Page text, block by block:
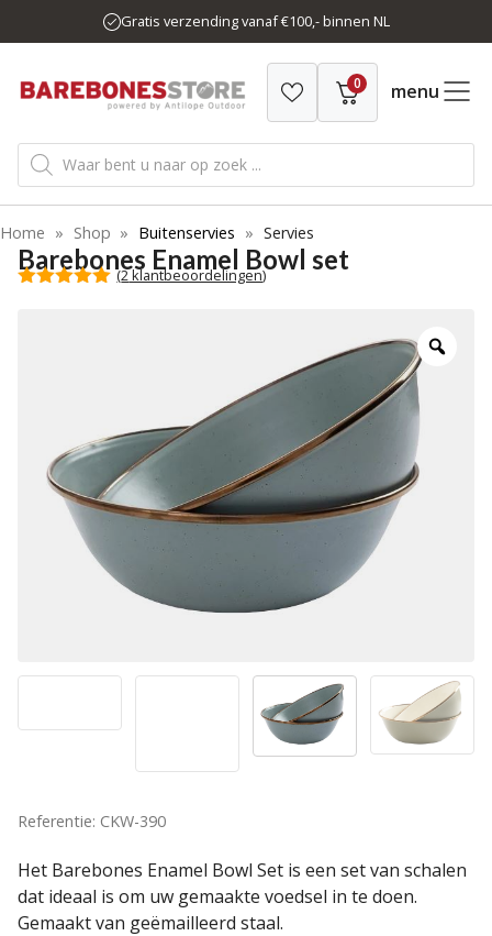
naar
inhoud
Gratis verzending vanaf €100,- binnen NL
0 menu
Producten
zoeken
Home » Shop » Buitenservies » Servies
Barebones Enamel Bowl set
(2klantbeoordelingen)
Referentie: CKW-390
Het Barebones Enamel Bowl Set is een set van schalen
dat ideaal is om uw gemaakte voedsel in te doen.
Gemaakt van geëmailleerd staal.